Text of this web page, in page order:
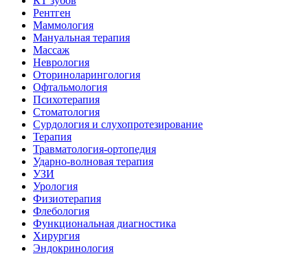
Рентген
Маммология
Мануальная терапия
Массаж
Неврология
Оториноларингология
Офтальмология
Психотерапия
Стоматология
Сурдология и слухопротезирование
Терапия
Травматология-ортопедия
Ударно-волновая терапия
УЗИ
Урология
Физиотерапия
Флебология
Функциональная диагностика
Хирургия
Эндокринология